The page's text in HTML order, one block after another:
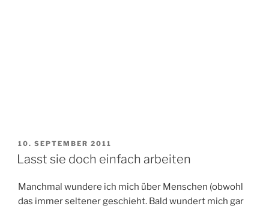
VERÖFFENTLICHT
AM
10. SEPTEMBER 2011
Lasst sie doch einfach arbeiten
Manchmal wundere ich mich über Menschen (obwohl
das immer seltener geschieht. Bald wundert mich gar